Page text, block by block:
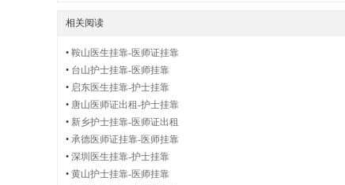
士
相关阅读
• 鞍山医生挂靠-医师证挂靠
• 台山护士挂靠-医师挂靠
• 启东医生挂靠-护士挂靠
• 唐山医师证出租-护士挂靠
• 新乡护士挂靠-医师证出租
• 承德医师证挂靠-医师挂靠
• 深圳医生挂靠-护士挂靠
• 黄山护士挂靠-医师挂靠